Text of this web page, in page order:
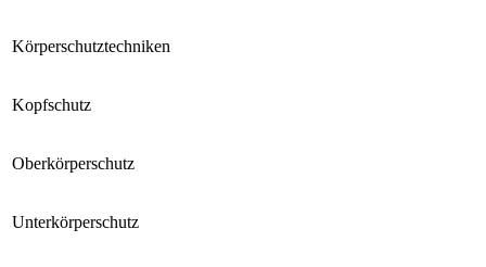
Körperschutztechniken
Kopfschutz
Oberkörperschutz
Unterkörperschutz